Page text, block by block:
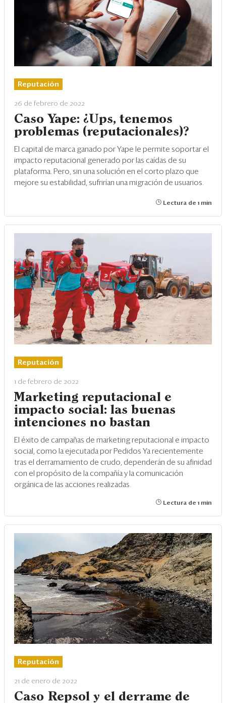
Reputación
26 de febrero de 2022
Caso Yape: ¿Ups, tenemos
problemas (reputacionales)?
El capital de marca ganado por Yape le permite soportar el
impacto reputacional generado por las caídas de su
plataforma. Pero, sin una solución en el corto plazo que
mejore su estabilidad, sufrirían una migración de usuarios.
Lectura de 1 min
Reputación
1 de febrero de 2022
Marketing reputacional e
impacto social: las buenas
intenciones no bastan
El éxito de campañas de marketing reputacional e impacto
social, como la ejecutada por Pedidos Ya recientemente
tras el derramamiento de crudo, dependerán de su afinidad
con el propósito de la compañía y la comunicación
orgánica de las acciones realizadas.
Lectura de 1 min
Reputación
21 de enero de 2022
Caso Repsol y el derrame de